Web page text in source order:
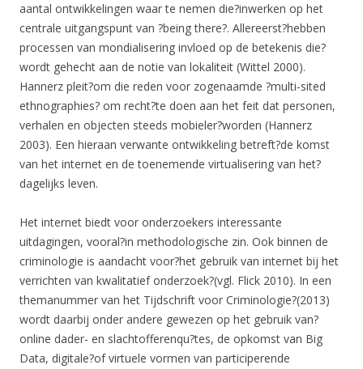
aantal ontwikkelingen waar te nemen die?inwerken op het
centrale uitgangspunt van ?being there?. Allereerst?hebben
processen van mondialisering invloed op de betekenis die?
wordt gehecht aan de notie van lokaliteit (Wittel 2000).
Hannerz pleit?om die reden voor zogenaamde ?multi-sited
ethnographies? om recht?te doen aan het feit dat personen,
verhalen en objecten steeds mobieler?worden (Hannerz
2003). Een hieraan verwante ontwikkeling betreft?de komst
van het internet en de toenemende virtualisering van het?
dagelijks leven.
Het internet biedt voor onderzoekers interessante
uitdagingen, vooral?in methodologische zin. Ook binnen de
criminologie is aandacht voor?het gebruik van internet bij het
verrichten van kwalitatief onderzoek?(vgl. Flick 2010). In een
themanummer van het Tijdschrift voor Criminologie?(2013)
wordt daarbij onder andere gewezen op het gebruik van?
online dader- en slachtofferenqu?tes, de opkomst van Big
Data, digitale?of virtuele vormen van participerende